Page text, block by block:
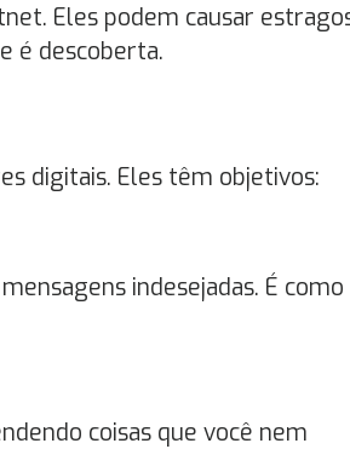
Eles podem causar
é descoberta.
digitais. Eles têm objetivos:
indesejadas. É como
coisas que você nem